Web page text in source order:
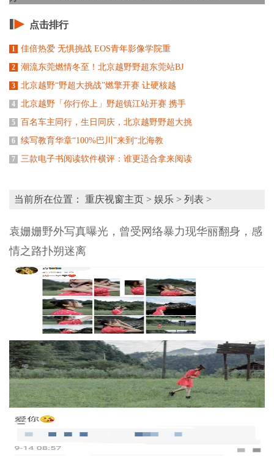
点击排行
1 佳倍热爱 无惧挑战 EOS青年影像学院重
2 潮流东莞燃情冬至！北京越野野超东莞站BJ
3 北京越野“野超大挑战”燃擎开赛 让硬核越
4 北京越野「你行你上」野超镇江站开赛 携手
5 百名车主同行，生日同庆，北京越野野超大挑
6 续写教育华章“100%巴川”来到“北海教
7 三款电子书阅读软件横评：谁更适合拿来阅读
当前所在位置： 重庆视窗主页 > 娱乐 > 列表 >
袁姗姗野外写真曝光，曾受网络暴力现华丽翻身，感
情之路扑朔迷离